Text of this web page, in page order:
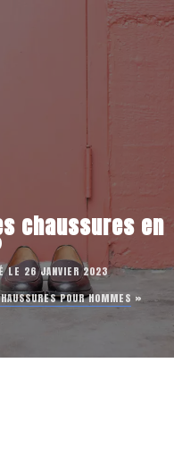
chaussures en
LE 26 JANVIER 2023
POUR HOMMES »